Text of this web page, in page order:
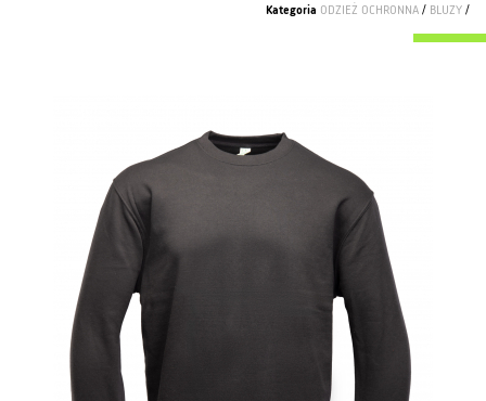
Kategoria ODZIEŻ OCHRONNA / BLUZY /